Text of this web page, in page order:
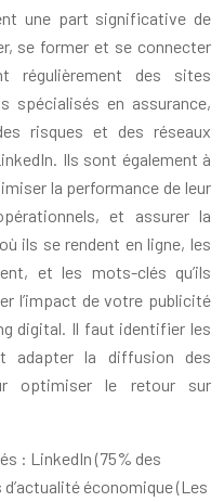
une part significative de
se former et se connecter
régulièrement des sites
spécialisés en assurance,
risques et des réseaux
Ils sont également à
la performance de leur
et assurer la
ils se rendent en ligne, les
et les mots-clés qu’ils
l’impact de votre publicité
digital. Il faut identifier les
adapter la diffusion des
optimiser le retour sur
: LinkedIn (75% des
économique (Les